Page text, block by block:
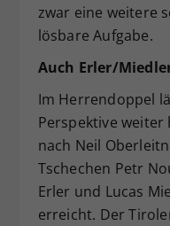
zwar eine weitere
lösbare Aufgabe.
Auch Erler/
Im Herrendoppel
Perspektive weiter
nach Neil
Tschechen Petr
Erler und Lucas
erreicht. Der